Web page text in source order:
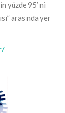
yüzde 95’ini
arasında yer